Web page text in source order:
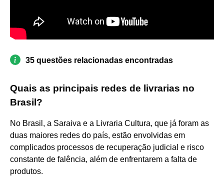
35 questões relacionadas encontradas
Quais as principais redes de livrarias no
Brasil?
No Brasil, a Saraiva e a Livraria Cultura, que já foram as
duas maiores redes do país, estão envolvidas em
complicados processos de recuperação judicial e risco
constante de falência, além de enfrentarem a falta de
produtos.